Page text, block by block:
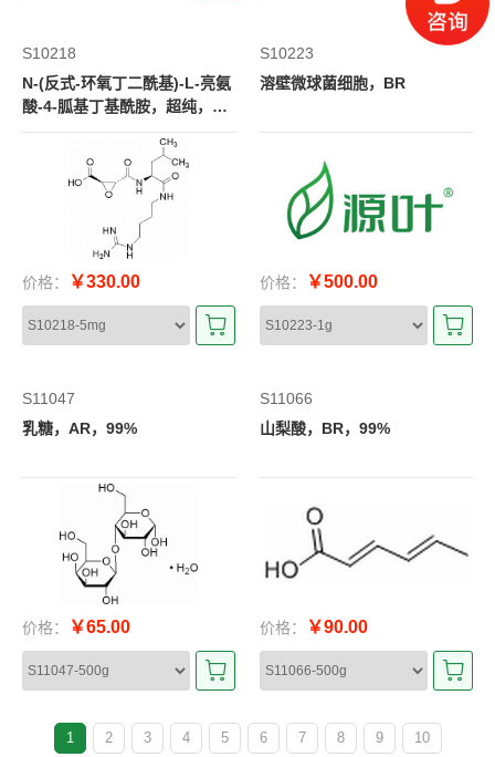
S10218
N-(反式-环氧丁二酰基)-L-亮氨
酸-4-胍基丁基酰胺，超纯，9
8%
价格： ￥330.00
S10223
溶壁微球菌细胞，BR
价格： ￥500.00
S11047
乳糖，AR，99%
价格： ￥65.00
S11066
山梨酸，BR，99%
价格： ￥90.00
1 2 3 4 5 6 7 8 9 10